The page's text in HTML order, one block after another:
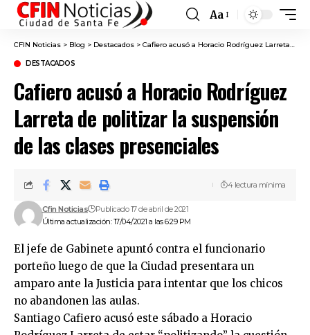
Font
Resizer
Aa
CFIN Noticias > Blog > Destacados > Cafiero acusó a Horacio Rodríguez Larreta de politizar la suspensión de las clases presenciales
DESTACADOS
Cafiero acusó a Horacio Rodríguez
Larreta de politizar la suspensión
de las clases presenciales
Última actualización: 17/04/2021 a las 6:29 PM
Cfin Noticias Publicado 17 de abril de 2021
4 lectura mínima
El jefe de Gabinete apuntó contra el funcionario
porteño luego de que la Ciudad presentara un
amparo ante la Justicia para intentar que los chicos
no abandonen las aulas.
Santiago Cafiero acusó este sábado a Horacio